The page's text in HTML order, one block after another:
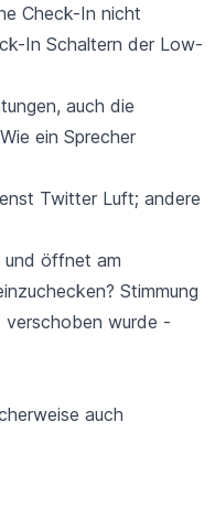
Check-In nicht
In Schaltern der Low-
auch die
ein Sprecher
Twitter Luft; andere
und öffnet am
Stimmung
verschoben wurde -
auch